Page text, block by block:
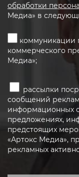
обработки
Медиа» в
коммуникации
коммерческого
Медиа»;
рассылки
сообщений
информационных
предложениях,
предстоящих
«Артокс Медиа»,
рекламных